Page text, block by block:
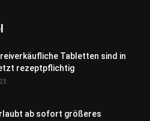
Tabletten sind in
rezeptpflichtig
ab sofort größeres